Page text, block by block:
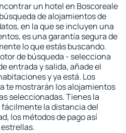
un hotel en Boscoreale
de alojamientos de
en la que se incluyen una
es una garantía segura de
lo que estás buscando.
de búsqueda - selecciona
entrada y salida, añade el
y ya está. Los
te mostrarán los alojamientos
seleccionadas. Tienes la
la distancia del
los métodos de pago así